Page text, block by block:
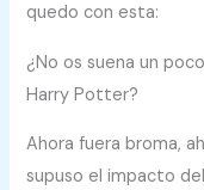
quedo con esta:
¿No os suena un
Harry Potter?
Ahora fuera broma,
supuso el impacto